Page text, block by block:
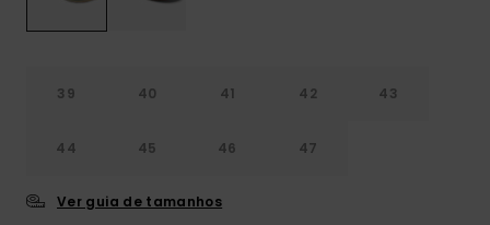
39 40 41 42 43
44 45 46 47
Ver guia de tamanhos